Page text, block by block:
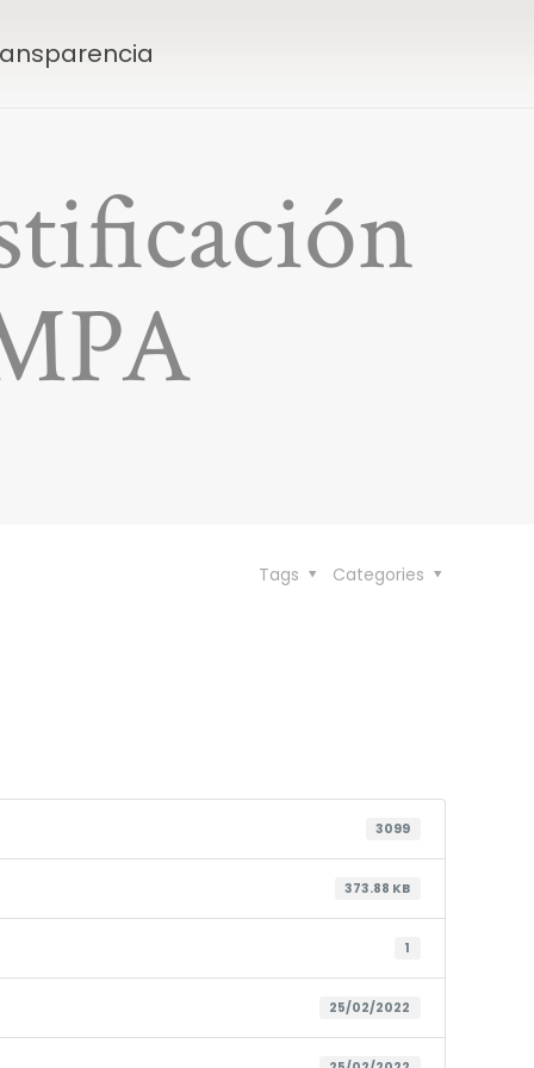
Categories
Tags
3099
373.88 KB
1
25/02/2022